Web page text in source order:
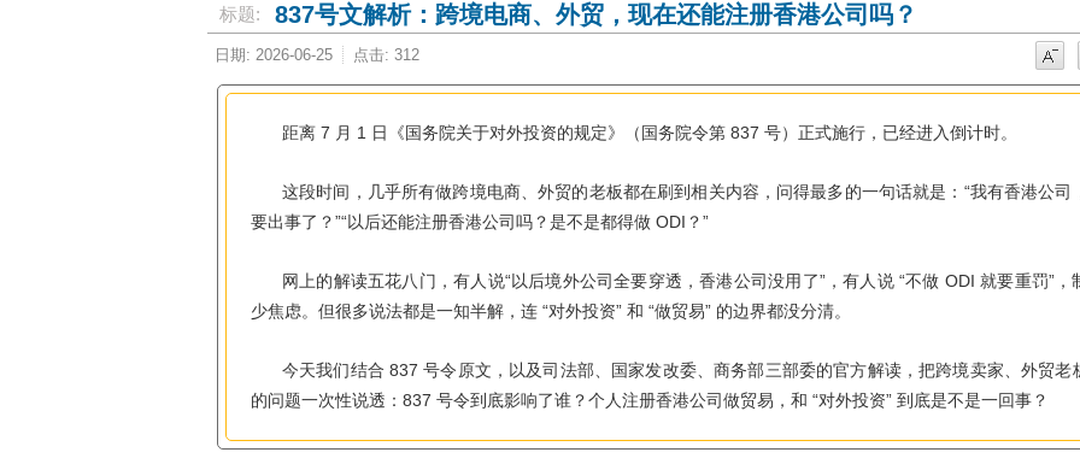
标题: 837号文解析：跨境电商、外贸，现在还能注册香港公司吗？
日期: 2026-06-25 点击: 312
距离 7 月 1 日《国务院关于对外投资的规定》（国务院令第 837 号）正式施行，已经进入倒计时。
这段时间，几乎所有做跨境电商、外贸的老板都在刷到相关内容，问得最多的一句话就是： “我有香港公司
要出事了？ ”“ 以后还能注册香港公司吗？是不是都得做 ODI ？ ”
网上的解读五花八门，有人说“ 以后境外公司全要穿透，香港公司没用了”，有人说“不做 ODI就要重罚” ，
少焦虑。但很多说法都是一知半解，连 “对外投资” 和 “做贸易” 的边界都没分清。
今天我们结合 837号令原文，以及司法部、国家发改委、商务部三部委的官方解读，把跨境卖家、外贸老
的问题一次性说透： 837 号令到底影响了谁？个人注册香港公司做贸易，和 “对外投资” 到底是不是一回事？